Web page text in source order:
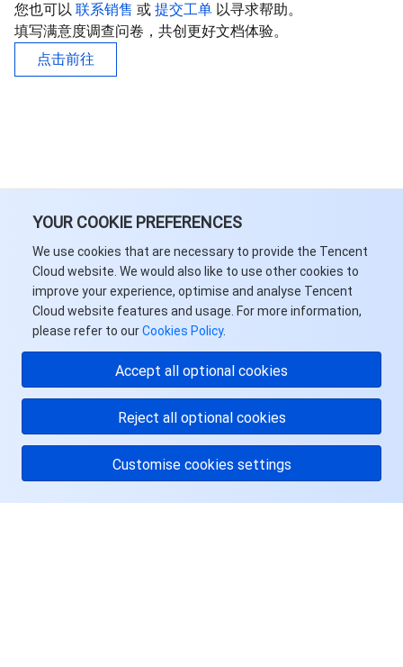
YOUR COOKIE PREFERENCES
We use cookies that are necessary to provide the Tencent
Cloud website. We would also like to use other cookies to
improve your experience, optimise and analyse Tencent
Cloud website features and usage. For more information,
please refer to ourCookies Policy.
Accept all optional cookies
Reject all optional cookies
Customise cookies settings
您也可以 联系销售 或 提交工单 以寻求帮助。
填写满意度调查问卷，共创更好文档体验。
点击前往